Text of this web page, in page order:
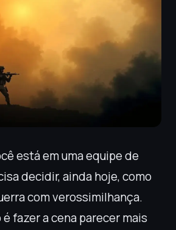
está em uma equipe de
decidir, ainda hoje, como
com verossimilhança.
fazer a cena parecer mais